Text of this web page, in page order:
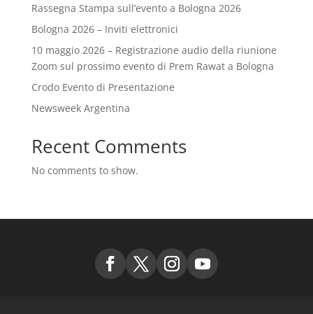
Rassegna Stampa sull’evento a Bologna 2026
Bologna 2026 – Inviti elettronici
10 maggio 2026 – Registrazione audio della riunione
Zoom sul prossimo evento di Prem Rawat a Bologna
Crodo Evento di Presentazione
Newsweek Argentina
Recent Comments
No comments to show.